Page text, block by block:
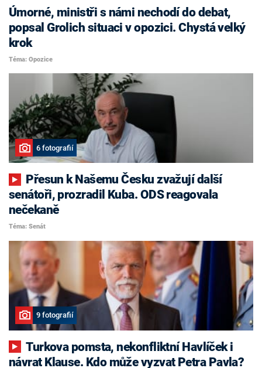
Úmorné, ministři s námi nechodí do debat,
popsal Grolich situaci v opozici. Chystá velký
krok
Téma: Opozice
6 fotografií
senátoři, prozradil Kuba. ODS reagovala
nečekaně
Téma: Senát
9 fotografií
Turkova pomsta, nekonfliktní Havlíček i
návrat Klause. Kdo může vyzvat Petra Pavla?